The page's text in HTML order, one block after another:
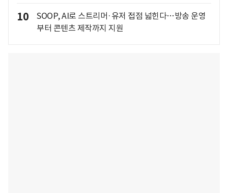
10
SOOP, AI로 스트리머·유저 접점 넓힌다…방송 운영
부터 콘텐츠 제작까지 지원